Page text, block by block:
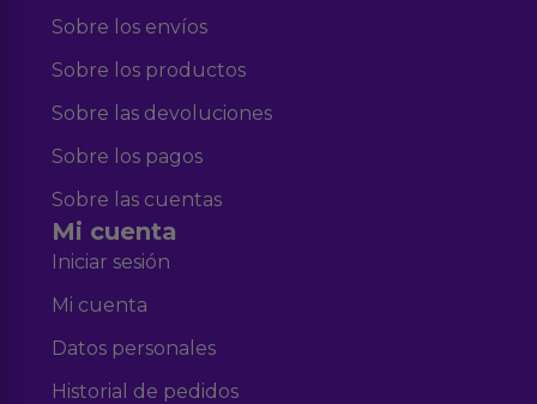
Sobre los envíos
Sobre los productos
Sobre las devoluciones
Sobre los pagos
Sobre las cuentas
Mi cuenta
Iniciar sesión
Mi cuenta
Datos personales
Historial de pedidos